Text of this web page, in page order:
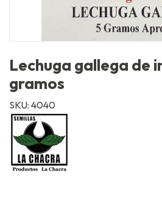
Lechuga gallega de
gramos
SKU: 4040